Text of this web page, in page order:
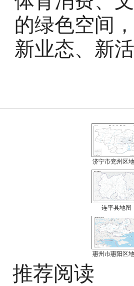
的绿色空间
新业态、新
济宁市兖州区
连平县地图
惠州市惠阳区
推荐阅读